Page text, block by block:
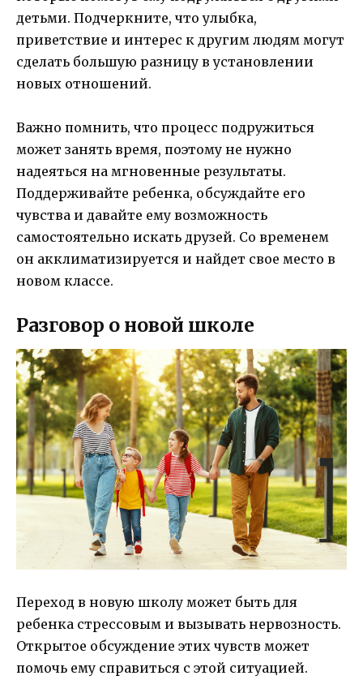
детьми. Подчеркните, что улыбка,
приветствие и интерес к другим людям могут
сделать большую разницу в установлении
новых отношений.
Важно помнить, что процесс подружиться
может занять время, поэтому не нужно
надеяться на мгновенные результаты.
Поддерживайте ребенка, обсуждайте его
чувства и давайте ему возможность
самостоятельно искать друзей. Со временем
он акклиматизируется и найдет свое место в
новом классе.
Разговор о новой школе
Переход в новую школу может быть для
ребенка стрессовым и вызывать нервозность.
Открытое обсуждение этих чувств может
помочь ему справиться с этой ситуацией.